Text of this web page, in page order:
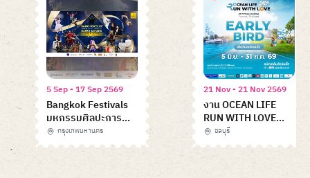
5 Sep - 17 Sep 2569
Bangkok Festivals
มหกรรมศิลปะการ
แสดงและดนตรี
นานาชาติ
กรุงเทพมหานคร
21 Nov - 21 Nov 2569
งาน OCEAN LIFE
RUN WITH LOVE
2026 @OCEAN
MARINA
ชลบุรี
Item